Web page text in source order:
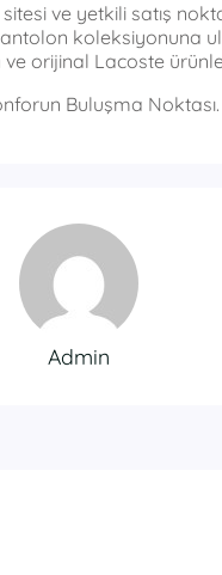
ve yetkili satış
koleksiyonuna
orijinal Lacoste
Buluşma Noktası.
Admin